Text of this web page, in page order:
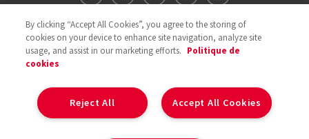
By clicking “Accept All Cookies”, you agree to the storing of
cookies on your device to enhance site navigation, analyze site
usage, and assist in our marketing efforts. Politique de
cookies
Accept All Cookies
Reject All